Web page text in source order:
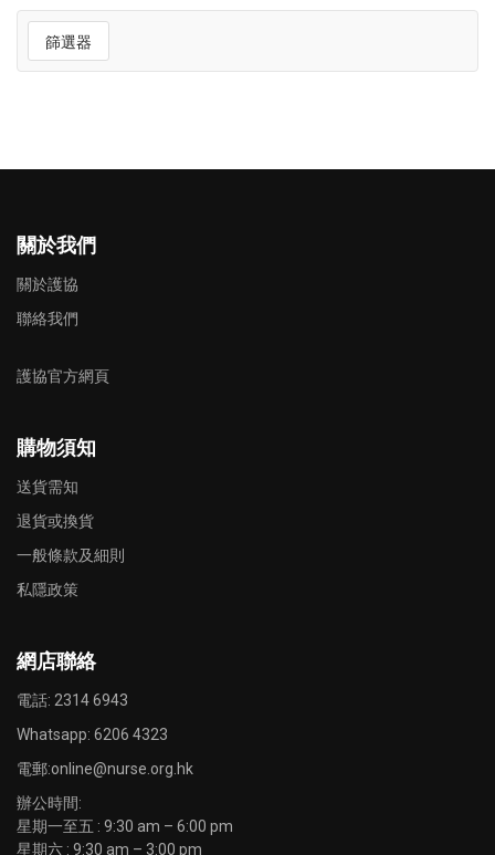
篩選器
關於我們
關於護協
聯絡我們
護協官方網頁
購物須知
送貨需知
退貨或換貨
一般條款及細則
私隱政策
網店聯絡
電話: 2314 6943
Whatsapp: 6206 4323
電郵:online@nurse.org.hk
辦公時間:
星期一至五 : 9:30 am – 6:00 pm
星期六 : 9:30 am – 3:00 pm